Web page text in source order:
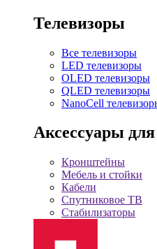
Телевизоры
Все телевизоры
LED телевизоры
OLED телевизоры
QLED телевизоры
NanoCell
Аксессуары для
Кронштейны
Мебель и стойки
Кабели
Спутниковое ТВ
Стабилизаторы